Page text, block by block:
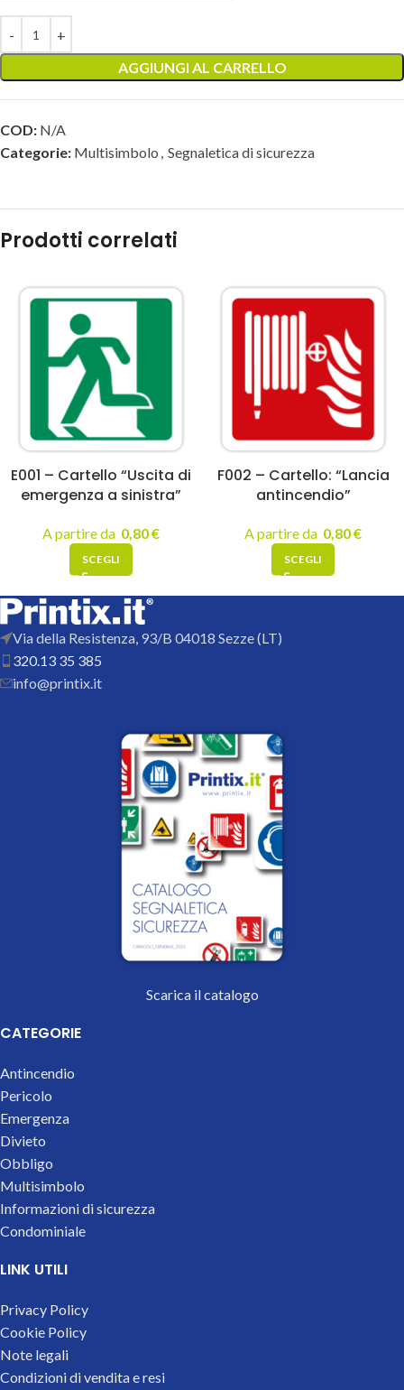
AGGIUNGI AL CARRELLO
COD: N/A
Categorie: Multisimbolo , Segnaletica di sicurezza
Prodotti correlati
E001 – Cartello “Uscita di
emergenza a sinistra”
A partire da 0,80€
SCEGLI
F002 – Cartello: “Lancia
antincendio”
A partire da 0,80€
SCEGLI
Via della Resistenza, 93/B 04018 Sezze (LT)
320.13 35 385
info@printix.it
Scarica il catalogo
CATEGORIE
Antincendio
Pericolo
Emergenza
Divieto
Obbligo
Multisimbolo
Informazioni di sicurezza
Condominiale
LINK UTILI
Privacy Policy
Cookie Policy
Note legali
Condizioni di vendita e resi